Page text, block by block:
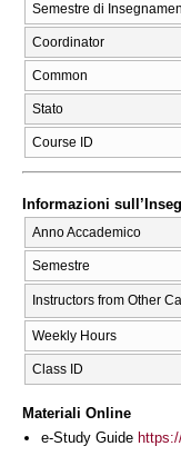
Semestre di
Coordinator
Common
Stato
Course ID
Informazioni
Anno Accademico
Semestre
Instructors from Other
Weekly Hours
Class ID
Materiali Online
e-Study Guide